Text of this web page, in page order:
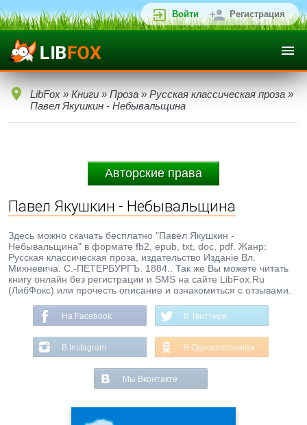
Войти Регистрация
LibFox » Книги » Проза » Русская классическая проза »
Павел Якушкин - Небывальщина
Авторские права
Павел Якушкин - Небывальщина
Здесь можно скачать бесплатно "Павел Якушкин -
Небывальщина" в формате fb2, epub, txt, doc, pdf. Жанр:
Русская классическая проза, издательство Изданіе Вл.
Михневича. С.-ПЕТЕРБУРГЪ. 1884.. Так же Вы можете читать
книгу онлайн без регистрации и SMS на сайте LibFox.Ru
(ЛибФокс) или прочесть описание и ознакомиться с отзывами.
На Facebook В Твиттере
В Instagram В Одноклассниках
Мы Вконтакте